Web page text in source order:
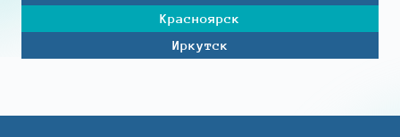
Красноярск
Иркутск